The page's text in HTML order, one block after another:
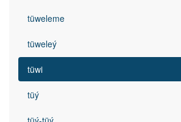
tüweleme
tüweleý
tüwi
tüý